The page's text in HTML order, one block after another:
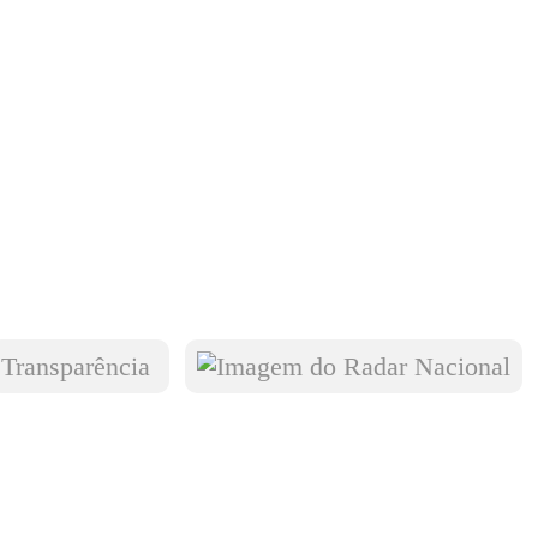
Transparência